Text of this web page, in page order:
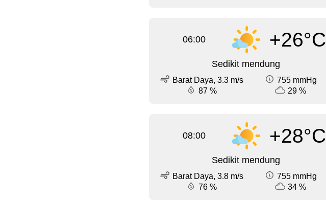
06:00 +26°C
Sedikit mendung
Barat Daya, 3.3 m/s
755 mmHg
87 %
29 %
08:00 +28°C
Sedikit mendung
Barat Daya, 3.8 m/s
755 mmHg
76 %
34 %